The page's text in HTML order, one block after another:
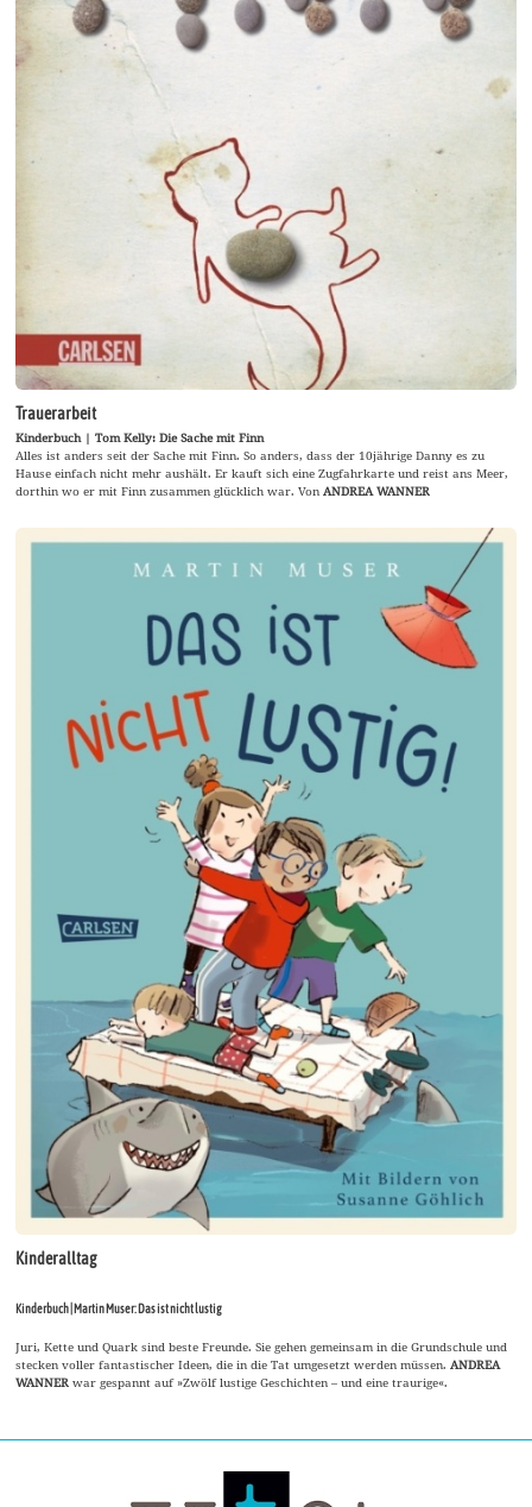
Trauerarbeit
Kinderbuch | Tom Kelly: Die Sache mit Finn
Alles ist anders seit der Sache mit Finn. So anders, dass der 10jährige Danny es zu
Hause einfach nicht mehr aushält. Er kauft sich eine Zugfahrkarte und reist ans Meer,
dorthin wo er mit Finn zusammen glücklich war. Von ANDREA WANNER
Kinderalltag
Kinderbuch | Martin Muser: Das ist nicht lustig
Juri, Kette und Quark sind beste Freunde. Sie gehen gemeinsam in die Grundschule und
stecken voller fantastischer Ideen, die in die Tat umgesetzt werden müssen.ANDREA
WANNERwar gespannt auf »Zwölf lustige Geschichten – und eine traurige«.